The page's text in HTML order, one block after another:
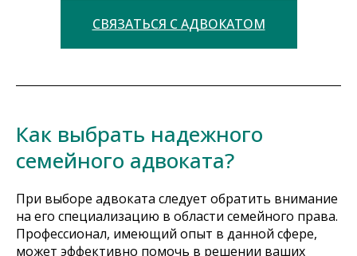
СВЯЗАТЬСЯ С АДВОКАТОМ
Как выбрать надежного
семейного адвоката?
При выборе адвоката следует обратить внимание
на его специализацию в области семейного права.
Профессионал, имеющий опыт в данной сфере,
может эффективно помочь в решении ваших